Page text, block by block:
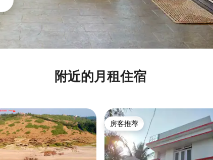
附近的月租住宿
房客推荐
房客推荐